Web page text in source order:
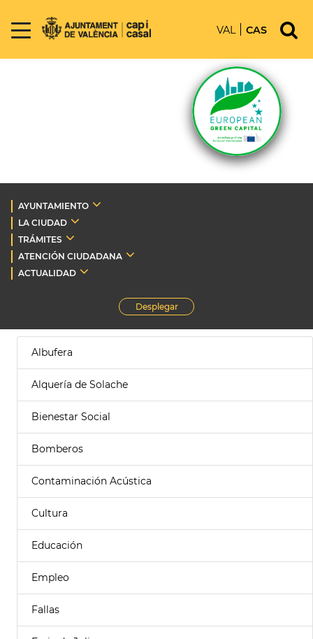
VAL CAS
AYUNTAMIENTO
LA CIUDAD
TRÁMITES
ATENCIÓN CIUDADANA
ACTUALIDAD
Desplegar
Albufera
Alquería de Solache
Bienestar Social
Bomberos
Contaminación Acústica
Cultura
Educación
Empleo
Fallas